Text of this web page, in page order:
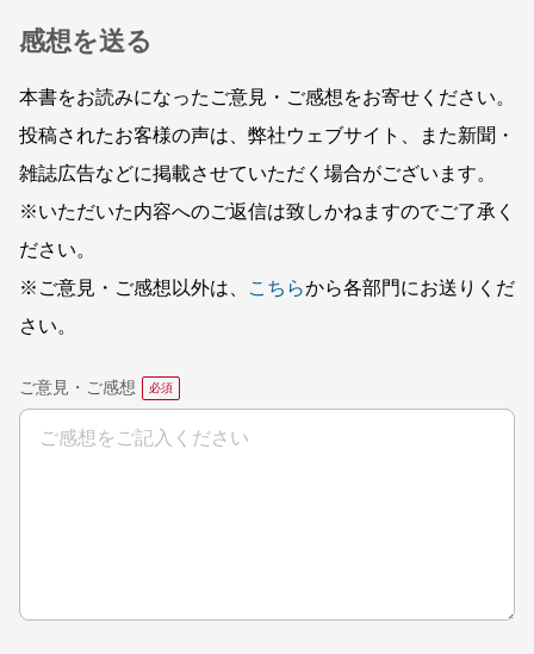
感想を送る
本書をお読みになったご意見・ご感想をお寄せください。
投稿されたお客様の声は、弊社ウェブサイト、また新聞・
雑誌広告などに掲載させていただく場合がございます。
※いただいた内容へのご返信は致しかねますのでご了承く
ださい。
※ご意見・ご感想以外は、
こちらから各部門にお送りくだ
さい。
ご意見・ご感想